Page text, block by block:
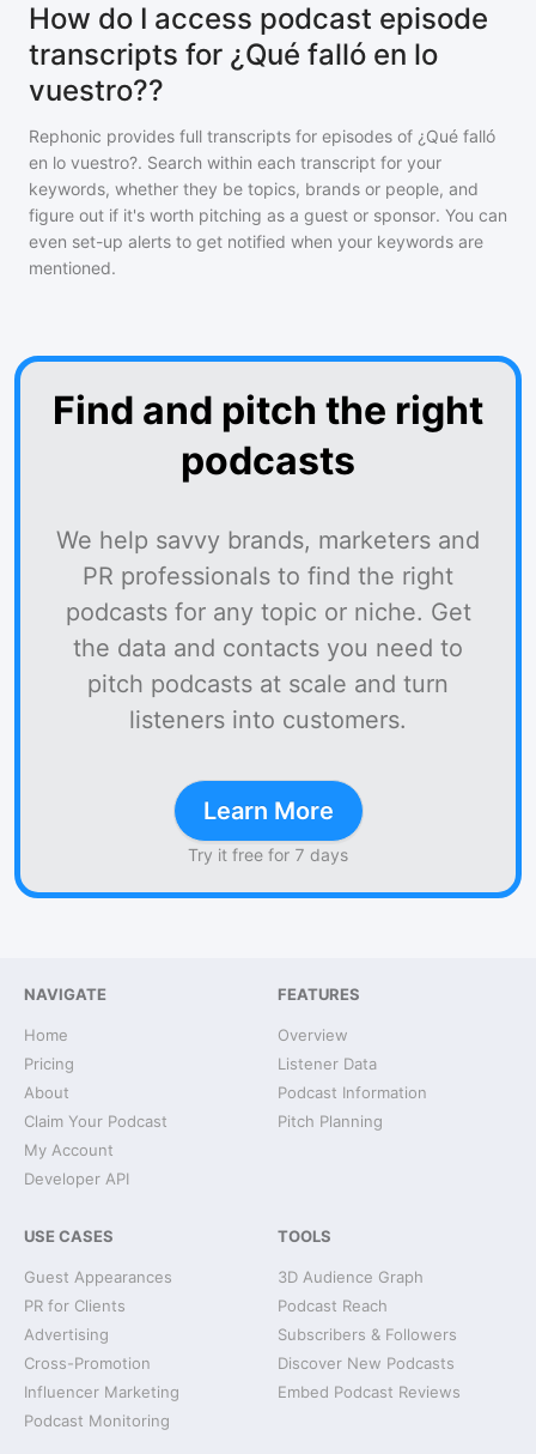
How do I access podcast episode
transcripts for ¿Qué falló en lo
vuestro??
Rephonic provides full transcripts for episodes of ¿Qué falló
en lo vuestro?. Search within each transcript for your
keywords, whether they be topics, brands or people, and
figure out if it's worth pitching as a guest or sponsor. You can
even set-up alerts to get notified when your keywords are
mentioned.
Find and pitch the right
podcasts
We help savvy brands, marketers and
PR professionals to find the right
podcasts for any topic or niche. Get
the data and contacts you need to
pitch podcasts at scale and turn
listeners into customers.
Learn More
Try it free for 7 days
NAVIGATE
Home
Pricing
About
Claim Your Podcast
My Account
Developer API
FEATURES
Overview
Listener Data
Podcast Information
Pitch Planning
USE CASES
Guest Appearances
PR for Clients
Advertising
Cross-Promotion
Influencer Marketing
Podcast Monitoring
TOOLS
3D Audience Graph
Podcast Reach
Subscribers & Followers
Discover New Podcasts
Embed Podcast Reviews